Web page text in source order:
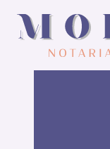
Home
Erfenis